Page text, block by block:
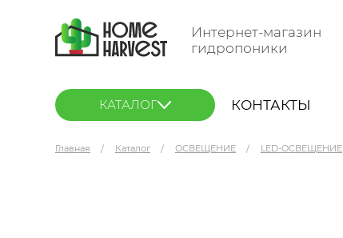
Интернет-магазин
гидропоники
КАТАЛОГ КОНТАКТЫ
Главная Каталог ОСВЕЩЕНИЕ LED-ОСВЕЩЕНИЕ